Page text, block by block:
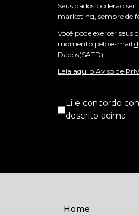
Seus dados poderão
marketing, sempre de
Você pode exercer
momento pelo e-mail
Dados(SATD).
Leia aqui o Aviso de
Li e concordo
descrito acima.
Home